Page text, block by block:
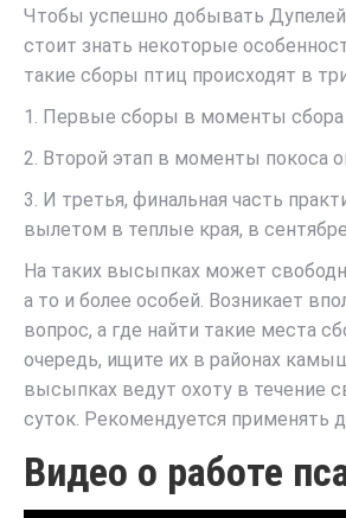
Чтобы успешно добывать
стоит знать некоторые
такие сборы птиц происходят в
1. Первые сборы в моменты
2. Второй этап в моменты покоса
3. И третья, финальная часть
вылетом в теплые края, в
На таких высыпках может
а то и более особей. Возникает
вопрос, а где найти такие места
очередь, ищите их в районах
высыпках ведут охоту в течение
суток. Рекомендуется применять
Видео о работе